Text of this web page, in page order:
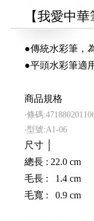
【我愛中
●傳統水彩筆，
●平頭水彩筆適
商品規格
‧條碼
‧型號:A1-06
尺寸 │
總長 : 22.0 cm
毛長 : 1.4 cm
毛寬 : 0.9 cm